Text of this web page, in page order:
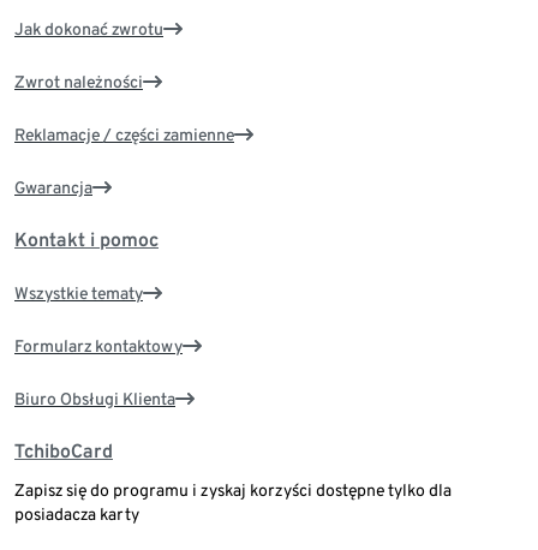
Jak dokonać zwrotu
Zwrot należności
Reklamacje / części zamienne
Gwarancja
Kontakt i pomoc
Wszystkie tematy
Formularz kontaktowy
Biuro Obsługi Klienta
TchiboCard
Zapisz się do programu i zyskaj korzyści dostępne tylko dla
posiadacza karty